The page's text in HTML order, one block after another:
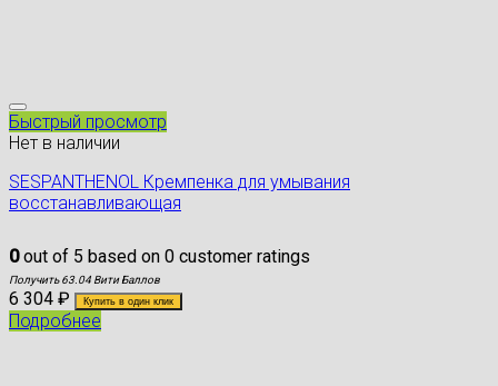
Быстрый просмотр
Нет в наличии
SESPANTHENOL Кремпенка для умывания
восстанавливающая
0out of 5 based on 0 customer ratings
Получить 63.04 Вити Баллов
6 304 ₽ Купить в один клик
Подробнее